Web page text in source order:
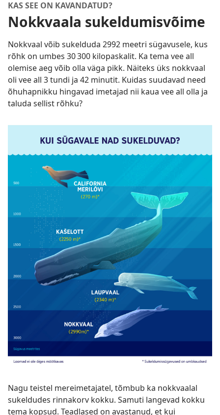
KAS SEE ON KAVANDATUD?
Nokkvaala sukeldumisvõime
Nokkvaal võib sukelduda 2992 meetri sügavusele, kus
rõhk on umbes 30 300 kilopaskalit. Ka tema vee all
olemise aeg võib olla väga pikk. Näiteks üks nokkvaal
oli vee all 3 tundi ja 42 minutit. Kuidas suudavad need
õhuhapnikku hingavad imetajad nii kaua vee all olla ja
taluda sellist rõhku?
Nagu teistel mereimetajatel, tõmbub ka nokkvaalal
sukeldudes rinnakorv kokku. Samuti langevad kokku
tema kopsud. Teadlased on avastanud, et kui